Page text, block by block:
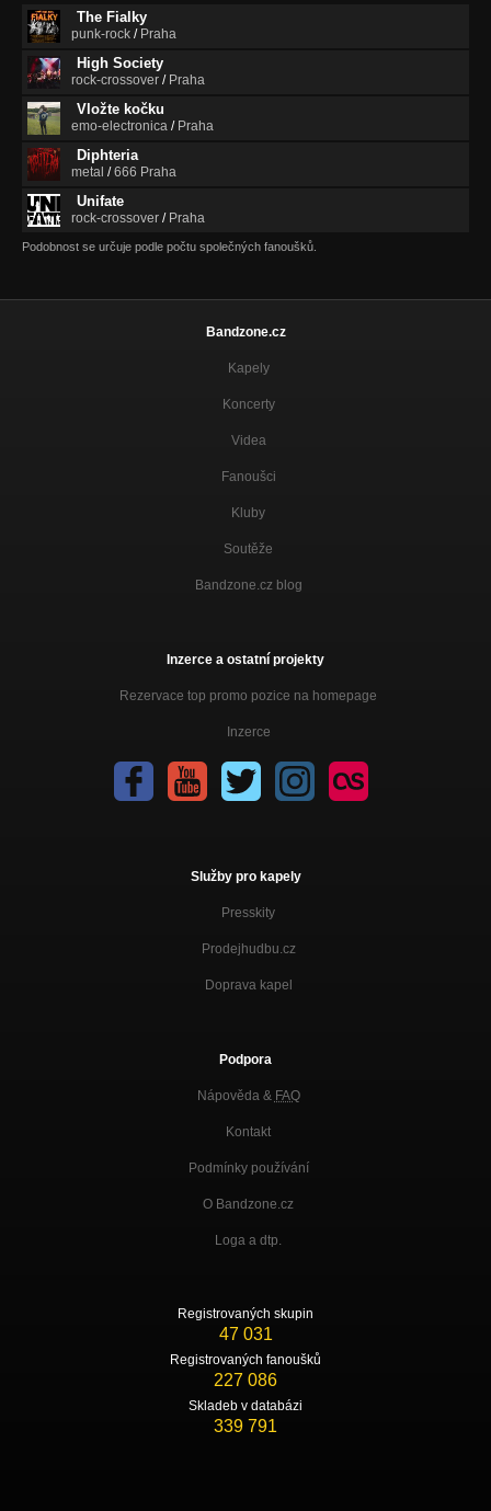
The Fialky
punk-rock / Praha
High Society
rock-crossover / Praha
Vložte kočku
emo-electronica / Praha
Diphteria
metal /666 Praha
Unifate
rock-crossover / Praha
Podobnost se určuje podle počtu společných fanoušků.
Bandzone.cz
Kapely
Koncerty
Videa
Fanoušci
Kluby
Soutěže
Bandzone.cz blog
Inzerce a ostatní projekty
Rezervace top promo pozice na homepage
Inzerce
Služby pro kapely
Presskity
Prodejhudbu.cz
Doprava kapel
Podpora
Nápověda & FAQ
Kontakt
Podmínky používání
O Bandzone.cz
Loga a dtp.
Registrovaných skupin
47 031
Registrovaných fanoušků
227 086
Skladeb v databázi
339 791